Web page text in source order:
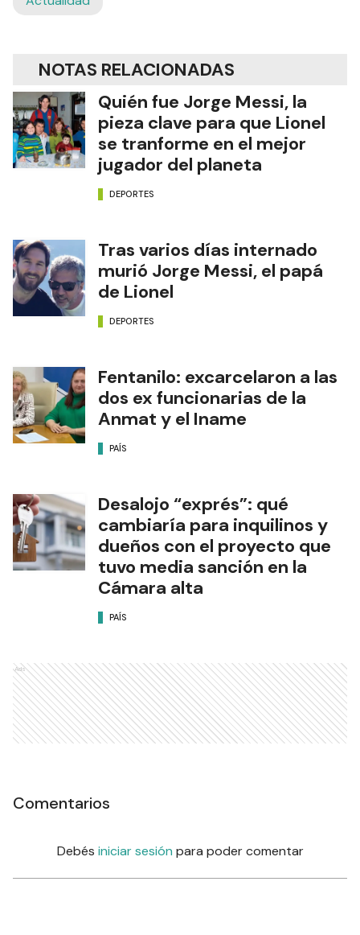
NOTAS RELACIONADAS
Quién fue Jorge Messi, la
pieza clave para que Lionel
se tranforme en el mejor
jugador del planeta
DEPORTES
Tras varios días internado
murió Jorge Messi, el papá
de Lionel
DEPORTES
Fentanilo: excarcelaron a las
dos ex funcionarias de la
Anmat y el Iname
PAÍS
Desalojo “exprés”: qué
cambiaría para inquilinos y
dueños con el proyecto que
tuvo media sanción en la
Cámara alta
PAÍS
Ads
Comentarios
Debés iniciar sesión para poder comentar